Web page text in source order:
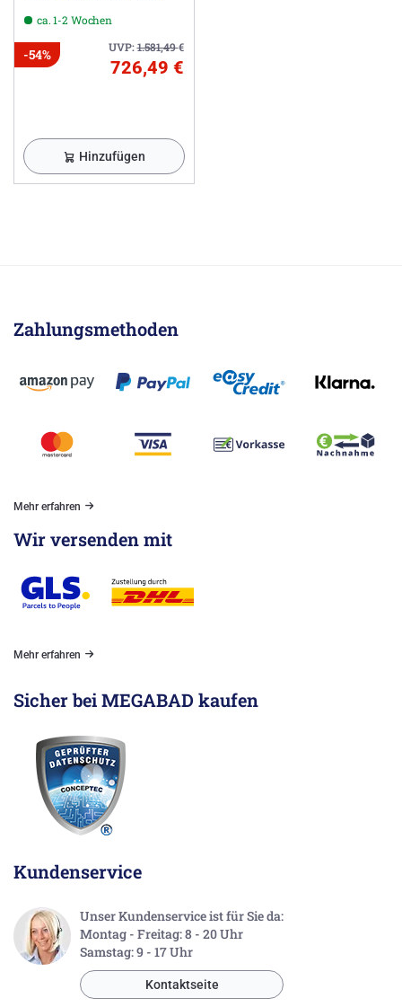
ca. 1-2 Wochen
UVP:1.581,49€
-54%
726,49 €
Hinzufügen
Zahlungsmethoden
Mehr erfahren
Wir versenden mit
Mehr erfahren
Sicher bei MEGABAD kaufen
Kundenservice
Unser Kundenservice ist für Sie da:
Montag - Freitag: 8 - 20 Uhr
Samstag: 9 - 17 Uhr
Kontaktseite